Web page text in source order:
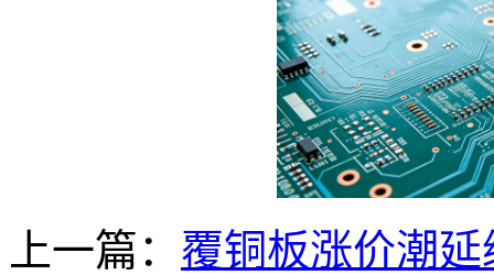
上一篇： 覆铜板涨价潮